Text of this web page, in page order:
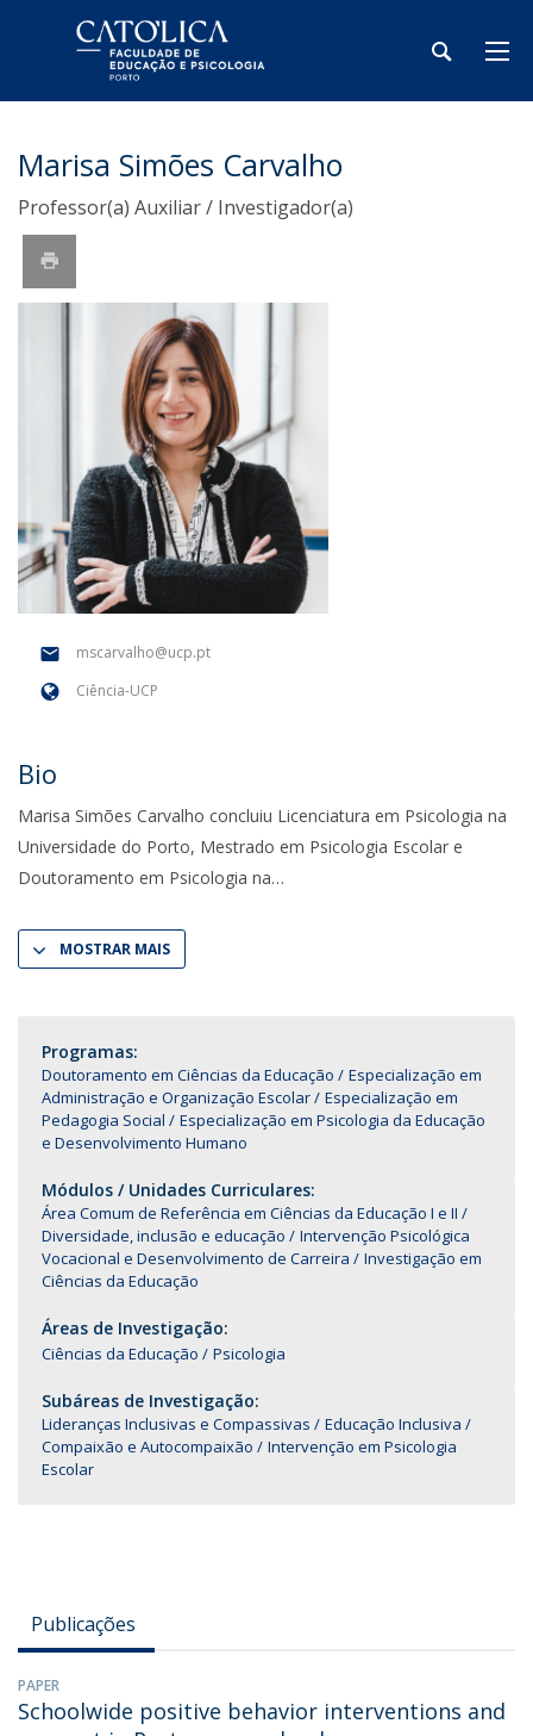
Marisa Simões Carvalho
Professor(a) Auxiliar / Investigador(a)
mscarvalho@ucp.pt
Ciência-UCP
Bio
Marisa Simões Carvalho concluiu Licenciatura em Psicologia na
Universidade do Porto, Mestrado em Psicologia Escolar e
Doutoramento em Psicologia na
MOSTRAR MAIS
Programas:
Doutoramento em Ciências da Educação
Especialização em
Administração e Organização Escolar
Especialização em
Pedagogia Social
Especialização em Psicologia da Educação
e Desenvolvimento Humano
Módulos / Unidades Curriculares:
Área Comum de Referência em Ciências da Educação I e II
Diversidade, inclusão e educação
Intervenção Psicológica
Vocacional e Desenvolvimento de Carreira
Investigação em
Ciências da Educação
Áreas de Investigação:
Ciências da Educação Psicologia
Subáreas de Investigação:
Lideranças Inclusivas e Compassivas
Educação Inclusiva
Compaixão e Autocompaixão
Intervenção em Psicologia
Escolar
Publicações
PAPER
Schoolwide positive behavior interventions and